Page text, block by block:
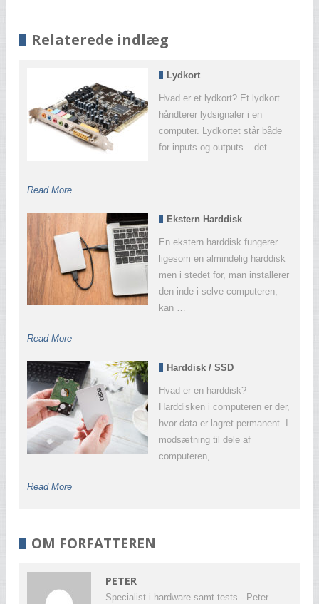
Relaterede indlæg
Lydkort
Hvad er et lydkort? Et lydkort
håndterer lydsignaler i en
computer. Lydkortet står både
for inputs og outputs – det …
Read More
Ekstern Harddisk
En ekstern harddisk fungerer
ligesom en almindelig harddisk
men i stedet for, man installerer
den inde i selve computeren,
kan …
Read More
Harddisk / SSD
Hvad er en harddisk?
Harddisken i computeren er der,
hvor data er lagret permanent. I
modsætning til dele af
computeren, …
Read More
OM FORFATTEREN
PETER
Specialist i hardware samt tests - Peter